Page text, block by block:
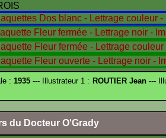
:1935 --- Illustrateur 1 : ROUTIER Jean---
du Docteur O'Grady